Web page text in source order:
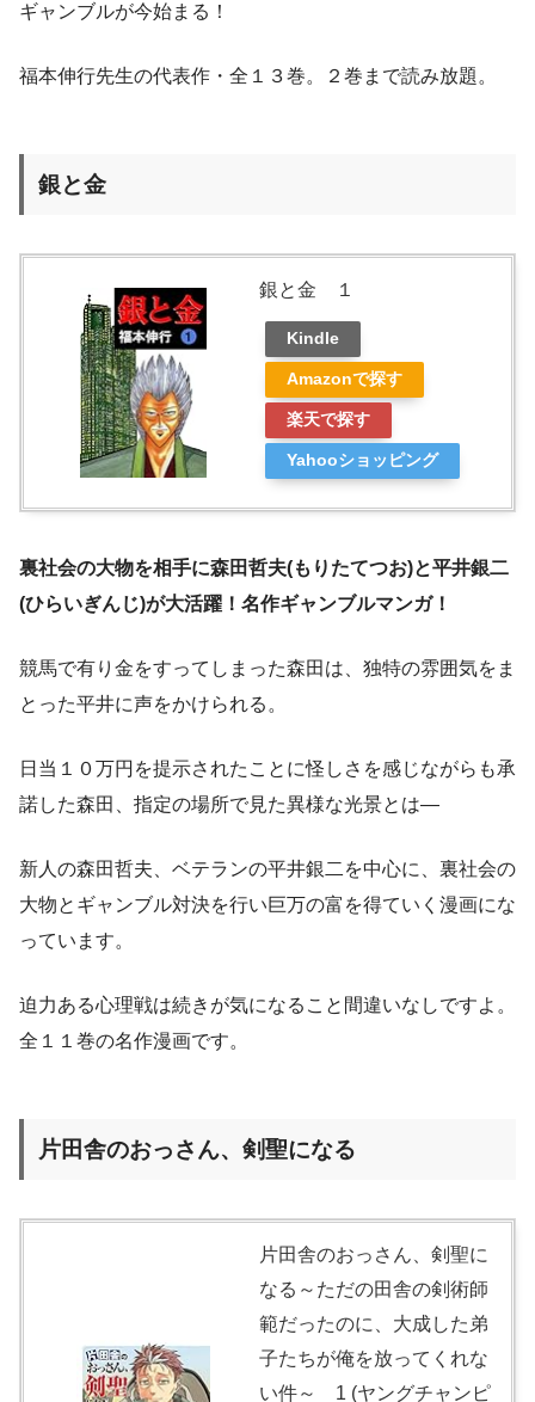
ギャンブルが今始まる！
福本伸行先生の代表作・全１３巻。２巻まで読み放題。
銀と金
銀と金 １
Kindle
Amazonで探す
楽天で探す
Yahooショッピング
裏社会の大物を相手に森田哲夫(もりたてつお)と平井銀二
(ひらいぎんじ)が大活躍！名作ギャンブルマンガ！
競馬で有り金をすってしまった森田は、独特の雰囲気をま
とった平井に声をかけられる。
日当１０万円を提示されたことに怪しさを感じながらも承
諾した森田、指定の場所で見た異様な光景とは―
新人の森田哲夫、ベテランの平井銀二を中心に、裏社会の
大物とギャンブル対決を行い巨万の富を得ていく漫画にな
っています。
迫力ある心理戦は続きが気になること間違いなしですよ。
全１１巻の名作漫画です。
片田舎のおっさん、剣聖になる
片田舎のおっさん、剣聖に
なる～ただの田舎の剣術師
範だったのに、大成した弟
子たちが俺を放ってくれな
い件～ 1 (ヤングチャンピ